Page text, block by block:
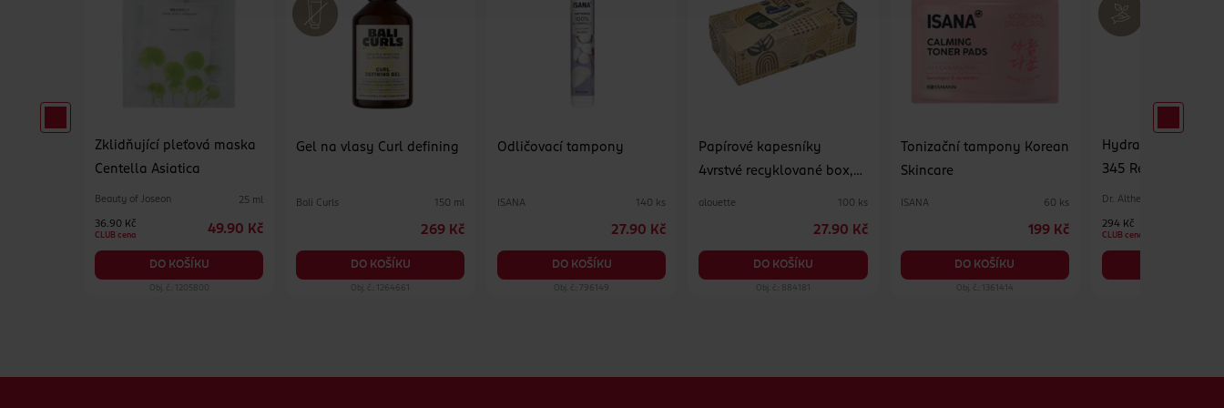
Zklidňující pleťová maska
Centella Asiatica
Beauty of Joseon 25 ml
36.90 Kč
CLUB cena 49.90 Kč
DO KOŠÍKU
Obj. č.: 1205800
Gel na vlasy Curl defining
Bali Curls 150 ml
269 Kč
DO KOŠÍKU
Obj. č.: 1264661
Odličovací tampony
ISANA 140 ks
27.90 Kč
DO KOŠÍKU
Obj. č.: 796149
Papírové kapesníky
4vrstvé recyklované box,
alouette 100 ks
27.90 Kč
DO KOŠÍKU
Obj. č.: 884181
Tonizační tampony Korean
Skincare
ISANA 60 ks
199 Kč
DO KOŠÍKU
Obj. č.: 1361414
Hydratační
345 Relief Cream
Dr. Althea
294 Kč
CLUB cena